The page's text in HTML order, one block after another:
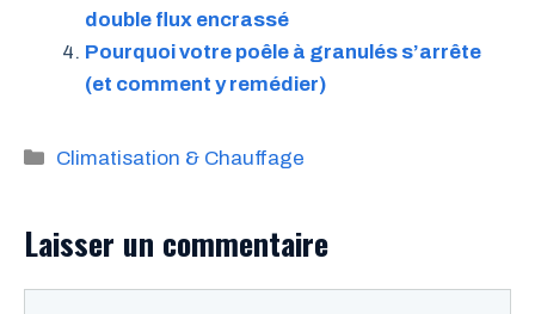
double flux encrassé
Pourquoi votre poêle à granulés s’arrête
(et comment y remédier)
Catégories
Climatisation & Chauffage
Laisser un commentaire